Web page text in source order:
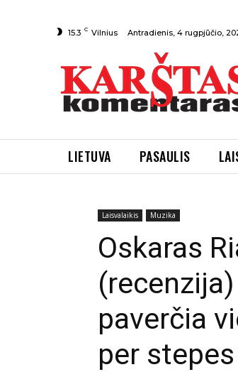
15.3 C Vilnius Antradienis, 4 rugpjūčio,
LIETUVA PASAULIS
Pradžia Laisvalaikis
Laisvalaikis Muzika
Oskaras
paverčia
per stepes